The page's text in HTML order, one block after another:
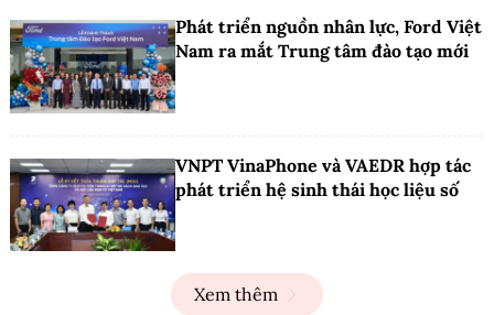
Phát triển nguồn nhân lực, Ford Việt
Nam ra mắt Trung tâm đào tạo mới
VNPT VinaPhone và VAEDR hợp tác
phát triển hệ sinh thái học liệu số
Xem thêm